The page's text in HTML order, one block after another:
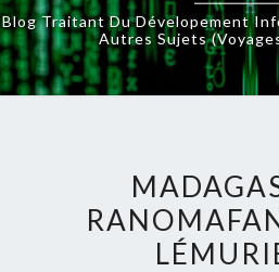
Blog Traitant Du Dévelopement
Autres Sujets